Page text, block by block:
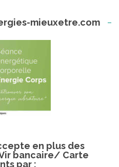
mieuxetre.com
en plus des
bancaire/ Carte
par :